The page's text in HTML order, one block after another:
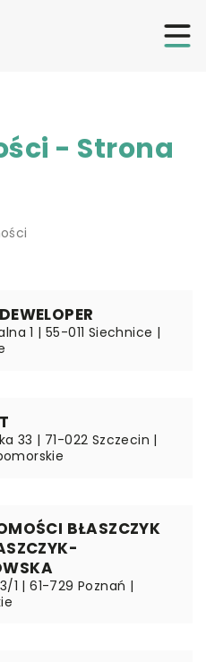
- Strona
1 | 55-011 Siechnice |
33 | 71-022 Szczecin |
BŁASZCZYK
1 | 61-729 Poznań |